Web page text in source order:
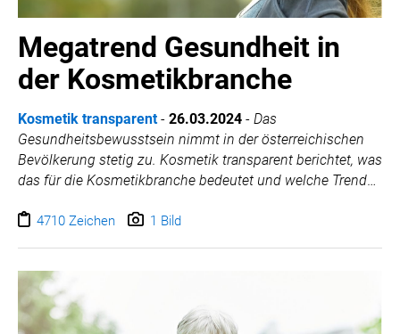
Megatrend Gesundheit in
der Kosmetikbranche
Kosmetik transparent- 26.03.2024 - Das
Gesundheitsbewusstsein nimmt in der österreichischen
Bevölkerung stetig zu. Kosmetik transparent berichtet, was
das für die Kosmetikbranche bedeutet und welche Trends
4710 Zeichen 1 Bild